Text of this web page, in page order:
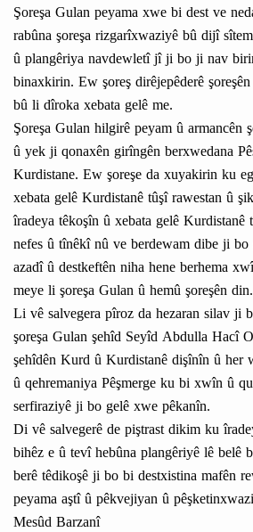
Şoreşa Gulan peyama xwe bi dest ve
rabûna şoreşa rizgarîxwaziyê bû dijî
û plangêriya navdewletî jî ji bo ji nav
binaxkirin. Ew şoreş dirêjepêderê
bû li dîroka xebata gelê me.
Şoreşa Gulan hilgirê peyam û armancên
û yek ji qonaxên girîngên berxwedana
Kurdistane. Ew şoreşe da xuyakirin ku
xebata gelê Kurdistanê tûşî rawestan û
îradeya têkoşîn û xebata gelê
nefes û tînêkî nû ve berdewam dibe ji
azadî û destkeftên niha hene berhema
meye li şoreşa Gulan û hemû şoreşên din.
Li vê salvegera pîroz da hezaran silav ji
şoreşa Gulan şehîd Seyîd Abdulla Hacî
şehîdên Kurd û Kurdistanê dişînîn û
û qehremaniya Pêşmerge ku bi xwîn û
serfiraziyê ji bo gelê xwe pêkanîn.
Di vê salvegerê de piştrast dikim ku
bihêz e û tevî hebûna plangêriyê lê
berê têdikoşê ji bo bi destxistina mafên
peyama aştî û pêkvejiyan û
Mesûd Barzanî